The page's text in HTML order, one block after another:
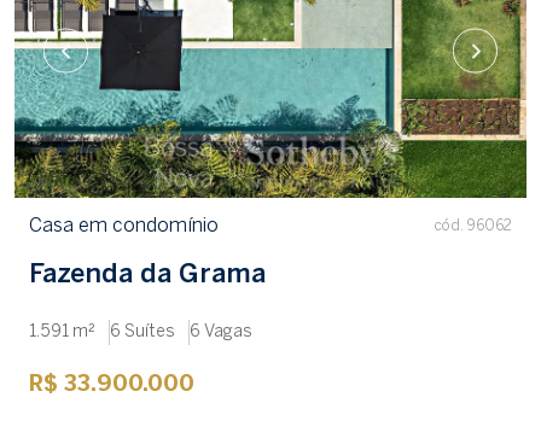
Casa em condomínio cód. 96062
Fazenda da Grama
1.591 m² 6 Suítes 6 Vagas
R$ 33.900.000